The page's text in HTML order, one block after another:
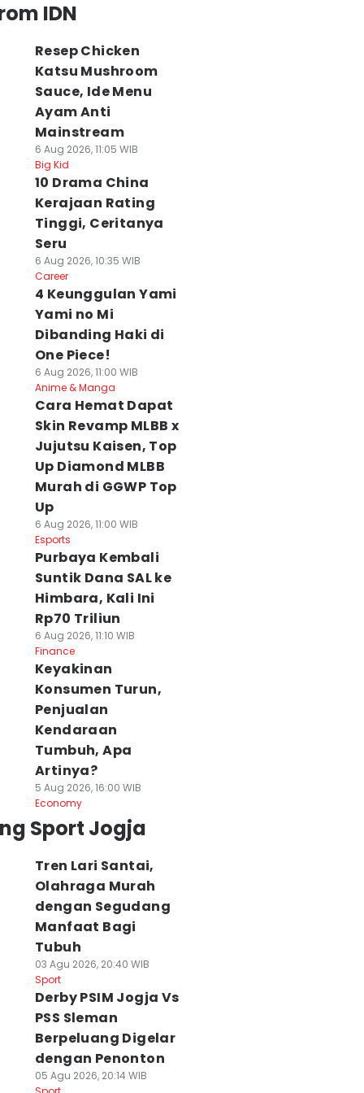
IDN
Resep Chicken
Katsu Mushroom
Sauce, Ide Menu
Ayam Anti
Mainstream
6 Aug 2026, 11:05 WIB
Big Kid
10 Drama China
Kerajaan Rating
Tinggi, Ceritanya
Seru
6 Aug 2026, 10:35 WIB
Career
4 Keunggulan Yami
Yami no Mi
Dibanding Haki di
One Piece!
6 Aug 2026, 11:00 WIB
Anime & Manga
Cara Hemat Dapat
Skin Revamp MLBB x
Jujutsu Kaisen, Top
Up Diamond MLBB
Murah di GGWP Top
Up
6 Aug 2026, 11:00 WIB
Esports
Purbaya Kembali
Suntik Dana SAL ke
Himbara, Kali Ini
Rp70 Triliun
6 Aug 2026, 11:10 WIB
Finance
Keyakinan
Konsumen Turun,
Penjualan
Kendaraan
Tumbuh, Apa
Artinya?
5 Aug 2026, 16:00 WIB
Economy
Sport Jogja
Tren Lari Santai,
Olahraga Murah
dengan Segudang
Manfaat Bagi
Tubuh
03 Agu 2026, 20:40 WIB
Sport
Derby PSIM Jogja Vs
PSS Sleman
Berpeluang Digelar
dengan Penonton
05 Agu 2026, 20:14 WIB